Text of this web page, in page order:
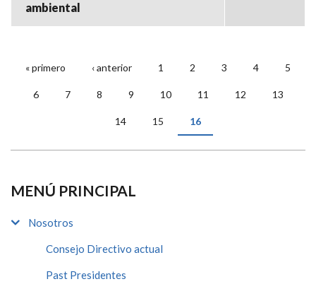
ambiental
PÁGINAS
« primero ‹ anterior 1 2 3 4 5
6 7 8 9 10 11 12 13
14 15 16
MENÚ PRINCIPAL
Nosotros
Consejo Directivo actual
Past Presidentes